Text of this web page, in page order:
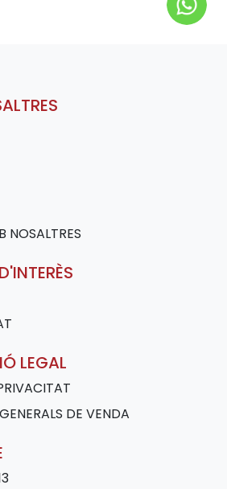
NOSALTRES
LEGAL
DE VENDA